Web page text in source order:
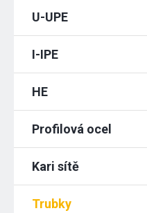
U-UPE
I-IPE
HE
Profilová ocel
Kari sítě
Trubky